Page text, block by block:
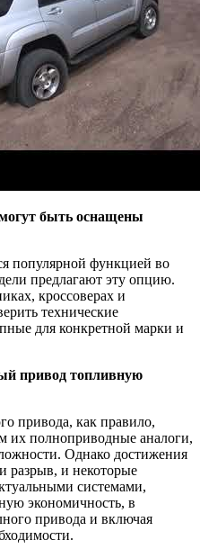
быть оснащены
популярной функцией во
предлагают эту опцию.
кроссоверах и
технические
для конкретной марки и
привод топливную
привода, как правило,
их полноприводные аналоги,
Однако достижения
разрыв, и некоторые
системами,
экономичность, в
привода и включая